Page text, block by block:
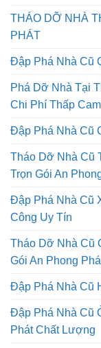
THÁO DỠ NHÀ
PHÁT
Đập Phá Nhà Cũ
Phá Dỡ Nhà Tại
Chi Phí Thấp
Đập Phá Nhà Cũ
Tháo Dỡ Nhà Cũ
Trọn Gói An
Đập Phá Nhà Cũ
Công Uy Tín
Tháo Dỡ Nhà Cũ
Gói An Phong
Đập Phá Nhà Cũ
Đập Phá Nhà Cũ
Phát Chất Lượng